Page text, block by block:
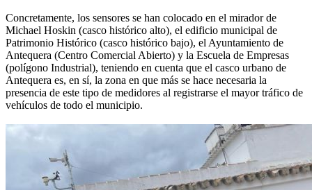
Concretamente, los sensores se han colocado en el mirador de
Michael Hoskin (casco histórico alto), el edificio municipal de
Patrimonio Histórico (casco histórico bajo), el Ayuntamiento de
Antequera (Centro Comercial Abierto) y la Escuela de Empresas
(polígono Industrial), teniendo en cuenta que el casco urbano de
Antequera es, en sí, la zona en que más se hace necesaria la
presencia de este tipo de medidores al registrarse el mayor tráfico de
vehículos de todo el municipio.